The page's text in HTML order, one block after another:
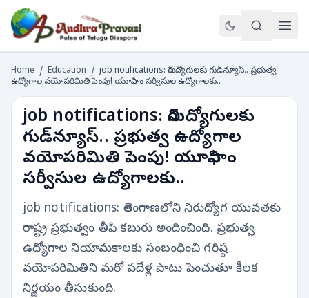
Home / Education / job notifications: నిరుద్యోగులకు గుడ్‌న్యూస్‌.. ప్రభుత్వ
ఉద్యోగాల వయోపరిమితి పెంపు! యూనిఫాం సర్వీసుల ఉద్యోగాలకు..
job notifications: నిరుద్యోగులకు
గుడ్‌న్యూస్‌.. ప్రభుత్వ ఉద్యోగాల
వయోపరిమితి పెంపు! యూనిఫాం
సర్వీసుల ఉద్యోగాలకు..
job notifications: తెలంగాణలోని నిరుద్యోగ యువతకు
రాష్ట్ర ప్రభుత్వం తీపి కబురు అందించింది. ప్రభుత్వ
ఉద్యోగాల నియామకాలకు సంబంధించి గరిష్ఠ
వయోపరిమితిని మరో పదేళ్ల పాటు పెంచుతూ కీలక
నిర్ణయం తీసుకుంది.